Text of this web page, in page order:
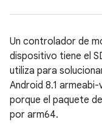
Un controlador de
dispositivo tiene el
utiliza para
Android 8.1
porque el paquete
por arm64.